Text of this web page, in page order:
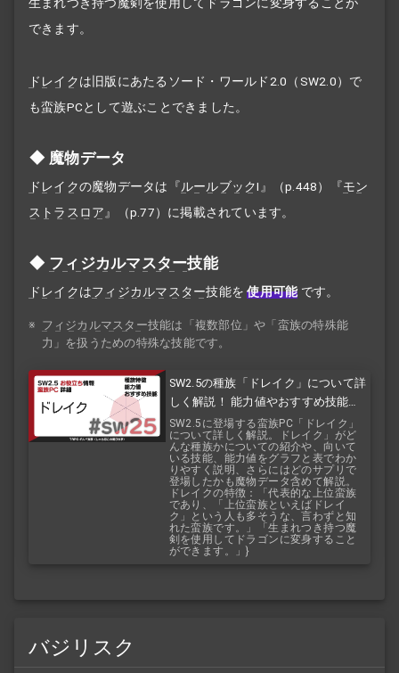
できます。
ドレイクは旧版にあたるソード・ワールド2.0（SW2.0）で
も蛮族PCとして遊ぶことできました。
魔物データ
ドレイクの魔物データは『ルールブックI』（p.448）『モン
ストラスロア 』（p.77）に掲載されています。
フィジカルマスター技能
ドレイクはフィジカルマスター技能を 使用可能 です。
※ フィジカルマスター技能は「複数部位」や「蛮族の特殊能
力」を扱うための特殊な技能です。
SW2.5の種族「ドレイク」について詳
しく解説！ 能力値やおすすめ技能な
どを紹介！ 『バルバロスレイジ』
『バルバロスサーガ』
SW2.5に登場する蛮族PC「ドレイク」
について詳しく解説。ドレイク」がど
んな種族かについての紹介や、向いて
いる技能、能力値をグラフと表でわか
りやすく説明、さらにはどのサプリで
登場したかも魔物データ含めて解説。
ドレイクの特徴：「代表的な上位蛮族
であり、「上位蛮族といえばドレイ
ク」という人も多そうな、言わずと知
れた蛮族です。」「生まれつき持つ魔
剣を使用してドラゴンに変身すること
ができます。」}
バジリスク